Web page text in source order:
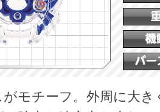
モチーフ。外周に大